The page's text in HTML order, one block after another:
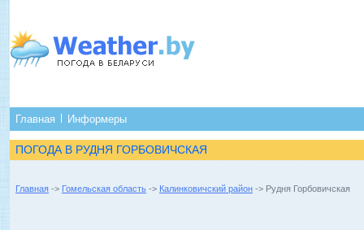
Главная Информеры
ПОГОДА В РУДНЯ ГОРБОВИЧСКАЯ
Главная -> Гомельская область -> Калинковичский район -> Рудня Горбовичская